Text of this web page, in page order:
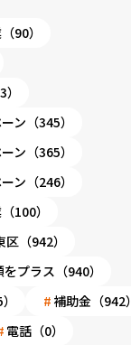
90）
ン（345）
ン（365）
ン（246）
100）
（942）
プラス（940）
補助金（942）
電話（0）